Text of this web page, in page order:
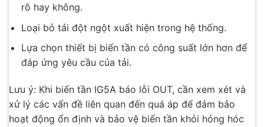
rõ hay không.
Loại bỏ tải đột ngột xuất hiện trong hệ thống.
Lựa chọn thiết bị biến tần có công suất lớn hơn để
đáp ứng yêu cầu của tải.
Lưu ý: Khi biến tần IG5A báo lỗi OUT, cần xem xét và
xử lý các vấn đề liên quan đến quá áp để đảm bảo
hoạt động ổn định và bảo vệ biến tần khỏi hỏng hóc